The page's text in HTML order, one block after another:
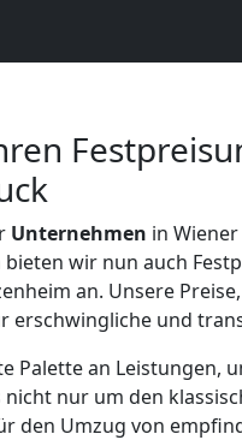
Unternehmen in
wir nun auch
an. Unsere
erschwingliche und
Palette an Leistungen,
nur um den
den Umzug von